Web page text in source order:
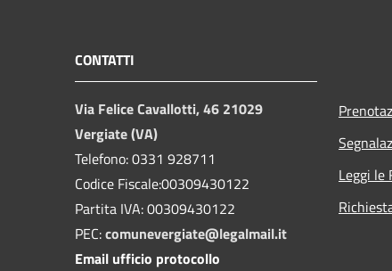
CONTATTI
Via Felice Cavallotti, 46 21029
Vergiate (VA)
Telefono: 0331 928711
Codice Fiscale:00309430122
Partita IVA: 00309430122
PEC:comunevergiate@legalmail.it
Email ufficio protocollo
Leggi le